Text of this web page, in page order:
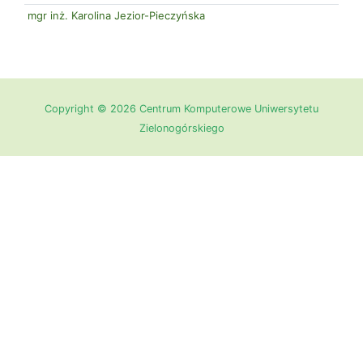
mgr inż. Karolina Jezior-Pieczyńska
Copyright © 2026 Centrum Komputerowe Uniwersytetu
Zielonogórskiego